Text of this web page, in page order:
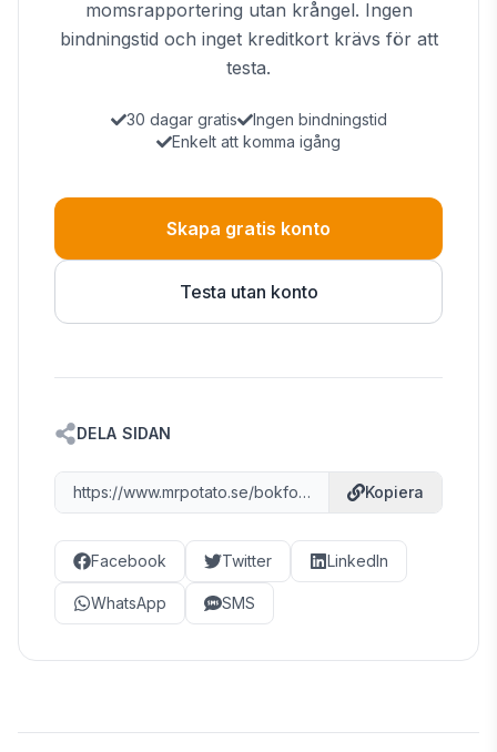
momsrapportering utan krångel. Ingen
bindningstid och inget kreditkort krävs för att
testa.
30 dagar gratis
Ingen bindningstid
Enkelt att komma igång
Skapa gratis konto
Testa utan konto
DELA SIDAN
https://www.mrpotato.se/bokfora-konton/5030 Kopiera
Facebook Twitter LinkedIn
WhatsApp SMS